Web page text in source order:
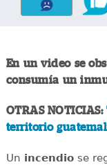
En un video se
consumía un
OTRAS NOTICIAS:
territorio
Un incendiose